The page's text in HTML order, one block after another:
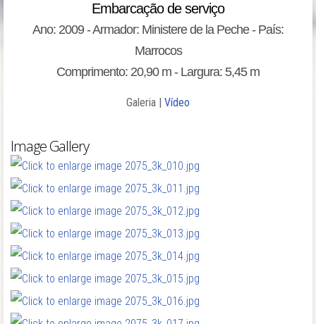
Embarcação de serviço
Ano: 2009 - Armador: Ministere de la Peche - País:
Marrocos
Comprimento: 20,90 m - Largura: 5,45 m
Galeria | Vídeo
Image Gallery